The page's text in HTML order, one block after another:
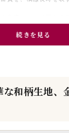
情を見せます。
兼ね備え、さまざま
続きを見る
な和柄生地、